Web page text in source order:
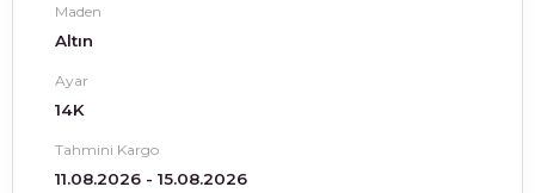
Maden
Altın
Ayar
14K
Tahmini Kargo
11.08.2026 - 15.08.2026